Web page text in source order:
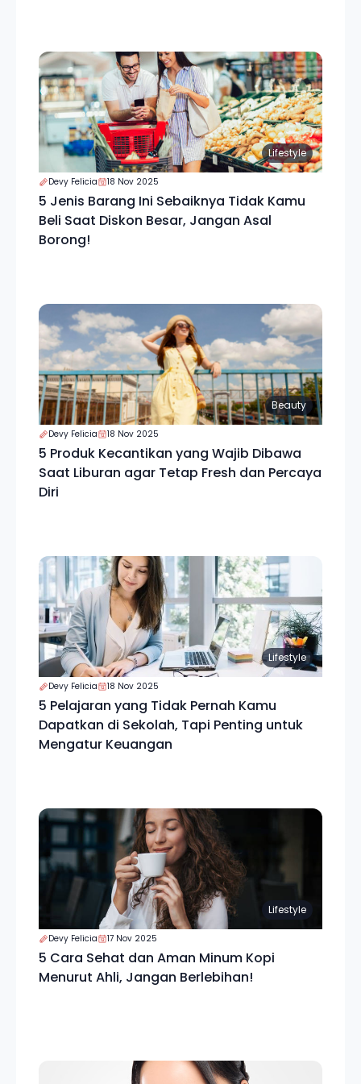
Lifestyle
Devy Felicia 18 Nov 2025
5 Jenis Barang Ini Sebaiknya Tidak Kamu
Beli Saat Diskon Besar, Jangan Asal
Borong!
Beauty
Devy Felicia 18 Nov 2025
5 Produk Kecantikan yang Wajib Dibawa
Saat Liburan agar Tetap Fresh dan Percaya
Diri
Lifestyle
Devy Felicia 18 Nov 2025
5 Pelajaran yang Tidak Pernah Kamu
Dapatkan di Sekolah, Tapi Penting untuk
Mengatur Keuangan
Lifestyle
Devy Felicia 17 Nov 2025
5 Cara Sehat dan Aman Minum Kopi
Menurut Ahli, Jangan Berlebihan!